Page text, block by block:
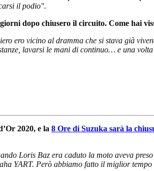
il podio".
dopo chiusero il circuito. Come hai
ero vicino al dramma che si stava già
lavarsi le mani di continuo… e una
2020, e la 8 Ore di Suzuka sarà la
Loris Baz era caduto la moto aveva
YART. Però abbiamo fatto il miglior